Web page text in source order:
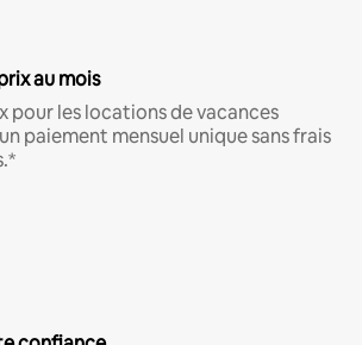
au mois
pour les locations de vacances
paiement mensuel unique sans frais